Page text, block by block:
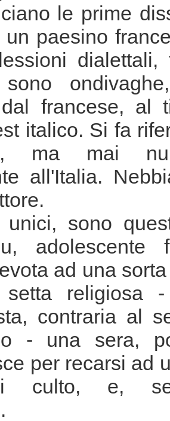
le prime
un paesino
dialettali,
sono
francese, al
italico. Si fa
ma mai
all'Italia.
sono
adolescente
ad una
setta religiosa -
contraria al
- una sera,
per recarsi ad
culto, e,